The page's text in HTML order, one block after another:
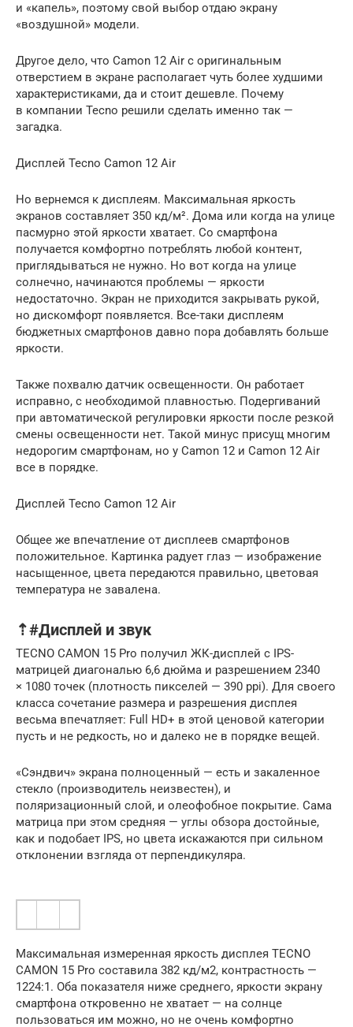
и «капель», поэтому свой выбор отдаю экрану
«воздушной» модели.
Другое дело, что Camon 12 Air с оригинальным
отверстием в экране располагает чуть более худшими
характеристиками, да и стоит дешевле. Почему
в компании Tecno решили сделать именно так —
загадка.
Дисплей Tecno Camon 12 Air
Но вернемся к дисплеям. Максимальная яркость
экранов составляет 350 кд/м². Дома или когда на улице
пасмурно этой яркости хватает. Со смартфона
получается комфортно потреблять любой контент,
приглядываться не нужно. Но вот когда на улице
солнечно, начинаются проблемы — яркости
недостаточно. Экран не приходится закрывать рукой,
но дискомфорт появляется. Все-таки дисплеям
бюджетных смартфонов давно пора добавлять больше
яркости.
Также похвалю датчик освещенности. Он работает
исправно, с необходимой плавностью. Подергиваний
при автоматической регулировки яркости после резкой
смены освещенности нет. Такой минус присущ многим
недорогим смартфонам, но у Camon 12 и Camon 12 Air
все в порядке.
Дисплей Tecno Camon 12 Air
Общее же впечатление от дисплеев смартфонов
положительное. Картинка радует глаз — изображение
насыщенное, цвета передаются правильно, цветовая
температура не завалена.
⇡#Дисплей и звук
TECNO CAMON 15 Pro получил ЖК-дисплей с IPS-
матрицей диагональю 6,6 дюйма и разрешением 2340
× 1080 точек (плотность пикселей — 390 ppi). Для своего
класса сочетание размера и разрешения дисплея
весьма впечатляет: Full HD+ в этой ценовой категории
пусть и не редкость, но и далеко не в порядке вещей.
«Сэндвич» экрана полноценный — есть и закаленное
стекло (производитель неизвестен), и
поляризационный слой, и олеофобное покрытие. Сама
матрица при этом средняя — углы обзора достойные,
как и подобает IPS, но цвета искажаются при сильном
отклонении взгляда от перпендикуляра.
Максимальная измеренная яркость дисплея TECNO
CAMON 15 Pro составила 382 кд/м2, контрастность —
1224:1. Оба показателя ниже среднего, яркости экрану
смартфона откровенно не хватает — на солнце
пользоваться им можно, но не очень комфортно